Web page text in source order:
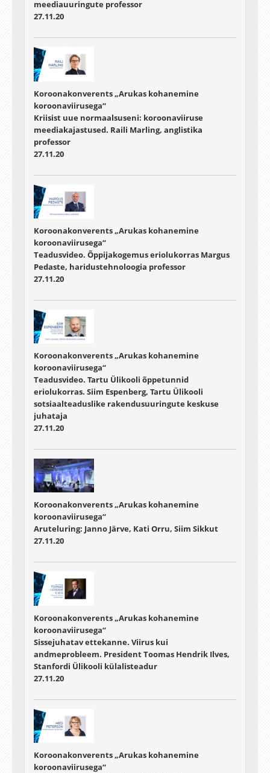
meediauuringute professor
27.11.20
Koroonakonverents „Arukas kohanemine
koroonaviirusega“
Kriisist uue normaalsuseni: koroonaviiruse
meediakajastused. Raili Marling, anglistika
professor
27.11.20
Koroonakonverents „Arukas kohanemine
koroonaviirusega“
Teadusvideo. Õppijakogemus eriolukorras Margus
Pedaste, haridustehnoloogia professor
27.11.20
Koroonakonverents „Arukas kohanemine
koroonaviirusega“
Teadusvideo. Tartu Ülikooli õppetunnid
eriolukorras. Siim Espenberg, Tartu Ülikooli
sotsiaalteaduslike rakendusuuringute keskuse
juhataja
27.11.20
Koroonakonverents „Arukas kohanemine
koroonaviirusega“
Aruteluring: Janno Järve, Kati Orru, Siim Sikkut
27.11.20
Koroonakonverents „Arukas kohanemine
koroonaviirusega“
Sissejuhatav ettekanne. Viirus kui
andmeprobleem. President Toomas Hendrik Ilves,
Stanfordi Ülikooli külalisteadur
27.11.20
Koroonakonverents „Arukas kohanemine
koroonaviirusega“